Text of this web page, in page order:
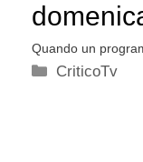
Quando un
Categorie
CriticoTv